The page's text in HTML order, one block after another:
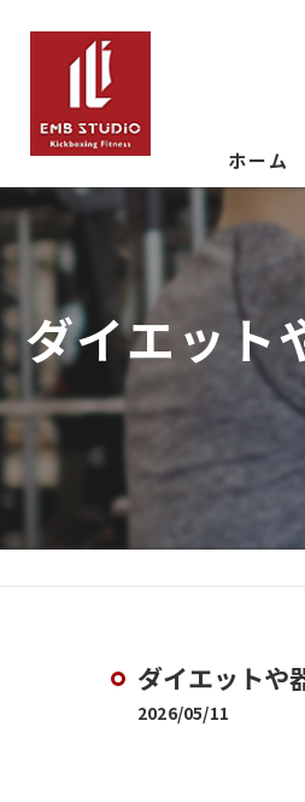
ホーム
ダイエット
ダイエットや
2026/05/11